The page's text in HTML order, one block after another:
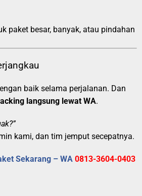
paket besar, banyak, atau pindahan
baik selama perjalanan. Dan
langsung lewat WA.
kami, dan tim jemput secepatnya.
Sekarang – WA 0813-3604-0403